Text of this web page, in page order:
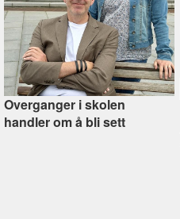
Overganger i skolen
handler om å bli sett